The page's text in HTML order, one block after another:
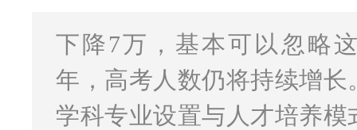
下降7万，基本可以忽略
年，高考人数仍将持续增长
学科专业设置与人才培养